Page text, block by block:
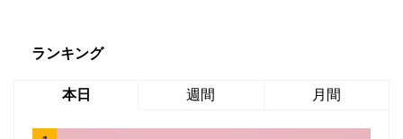
ランキング
本日 週間 月間